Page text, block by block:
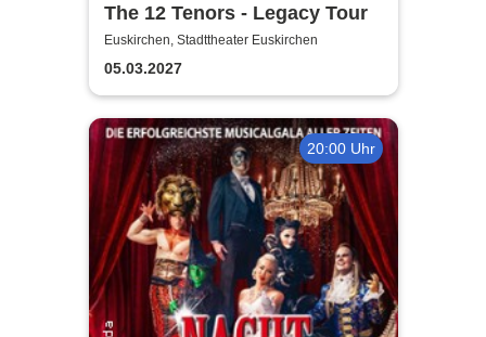
The 12 Tenors - Legacy Tour
Euskirchen, Stadttheater Euskirchen
05.03.2027
20:00 Uhr